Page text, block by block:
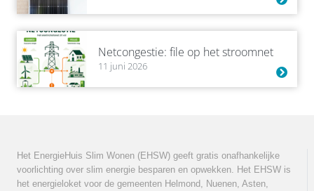
Netcongestie: file op het stroomnet
11 juni 2026
Het EnergieHuis Slim Wonen (EHSW) geeft gratis onafhankelijke
voorlichting over slim energie besparen en opwekken. Het EHSW is
het energieloket voor de gemeenten Helmond, Nuenen, Asten,